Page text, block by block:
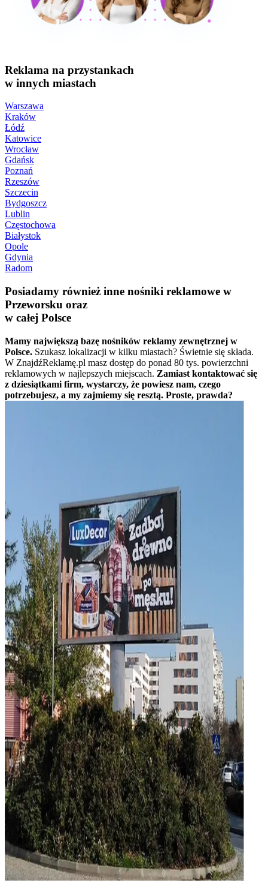
Reklama na przystankach
w innych miastach
Warszawa
Kraków
Łódź
Katowice
Wrocław
Gdańsk
Poznań
Rzeszów
Szczecin
Bydgoszcz
Lublin
Częstochowa
Białystok
Opole
Gdynia
Radom
Posiadamy również inne nośniki reklamowe w
Przeworsku oraz
w całej Polsce
Mamy największą bazę nośników reklamy zewnętrznej w
Polsce. Szukasz lokalizacji w kilku miastach? Świetnie się składa.
W ZnajdźReklamę.pl masz dostęp do ponad 80 tys. powierzchni
reklamowych w najlepszych miejscach. Zamiast kontaktować się
z dziesiątkami firm, wystarczy, że powiesz nam, czego
potrzebujesz, a my zajmiemy się resztą. Proste, prawda?